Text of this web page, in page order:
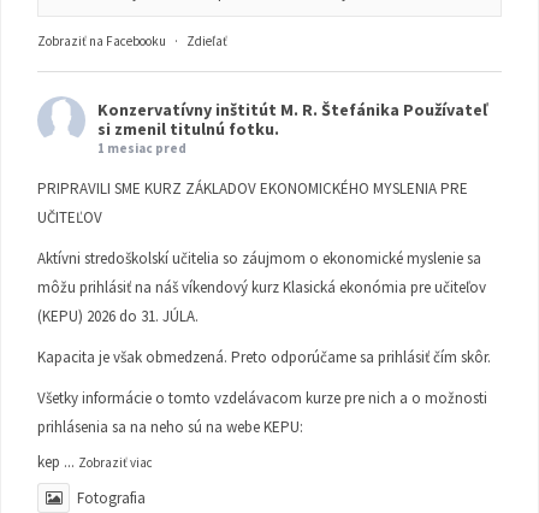
Zobraziť na Facebooku · Zdieľať
Konzervatívny inštitút M. R. Štefánika Používateľ
si zmenil titulnú fotku.
1 mesiac pred
PRIPRAVILI SME KURZ ZÁKLADOV EKONOMICKÉHO MYSLENIA PRE
UČITEĽOV
Aktívni stredoškolskí učitelia so záujmom o ekonomické myslenie sa
môžu prihlásiť na náš víkendový kurz Klasická ekonómia pre učiteľov
(KEPU) 2026 do 31. JÚLA.
Kapacita je však obmedzená. Preto odporúčame sa prihlásiť čím skôr.
Všetky informácie o tomto vzdelávacom kurze pre nich a o možnosti
prihlásenia sa na neho sú na webe KEPU:
kep ... Zobraziť viac
Fotografia